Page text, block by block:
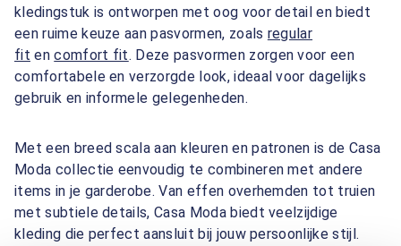
kledingstuk is ontworpen met oog voor detail en biedt
een ruime keuze aan pasvormen, zoals regular
fit encomfort fit. Deze pasvormen zorgen voor een
comfortabele en verzorgde look, ideaal voor dagelijks
gebruik en informele gelegenheden.
Met een breed scala aan kleuren en patronen is de Casa
Moda collectie eenvoudig te combineren met andere
items in je garderobe. Van effen overhemden tot truien
met subtiele details, Casa Moda biedt veelzijdige
kleding die perfect aansluit bij jouw persoonlijke stijl.